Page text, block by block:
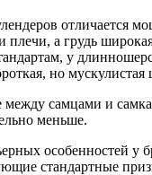
отличается
плечи, а грудь
у
но мускулистая
между самцами и
меньше.
особенностей у
стандартные